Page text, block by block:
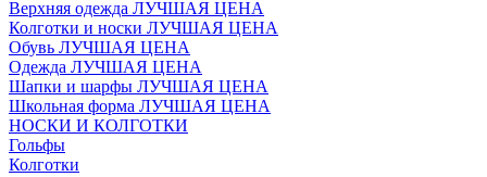
Верхняя одежда ЛУЧШАЯ ЦЕНА
Колготки и носки ЛУЧШАЯ ЦЕНА
Обувь ЛУЧШАЯ ЦЕНА
Одежда ЛУЧШАЯ ЦЕНА
Шапки и шарфы ЛУЧШАЯ ЦЕНА
Школьная форма ЛУЧШАЯ ЦЕНА
НОСКИ И КОЛГОТКИ
Гольфы
Колготки